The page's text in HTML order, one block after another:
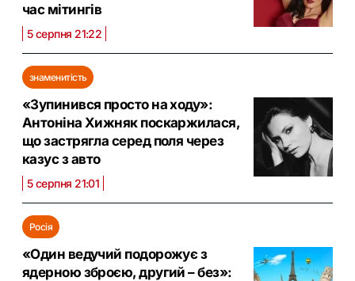
час мітингів
5 серпня 21:22
знаменитість
«Зупинився просто на ходу»:
Антоніна Хижняк поскаржилася,
що застрягла серед поля через
казус з авто
5 серпня 21:01
Росія
«Один ведучий подорожує з
ядерною зброєю, другий – без»: